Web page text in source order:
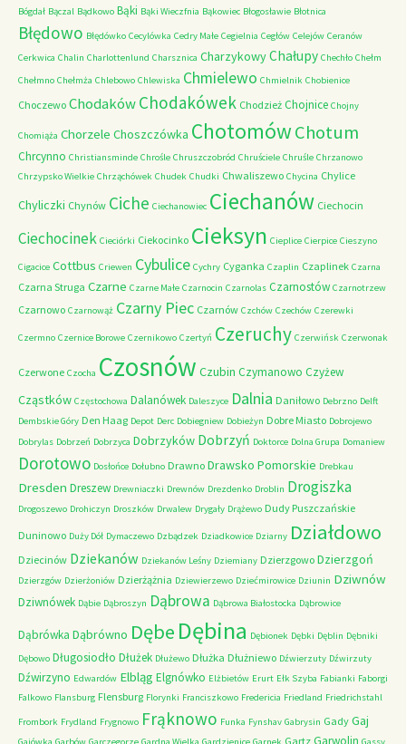
Bógdał Bączal Bądkowo Bąki Bąki Wieczfnia Bąkowiec Błogosławie Błotnica
Błędowo Błędówko Cecylówka Cedry Małe Cegielnia Cegłów Celejów Ceranów
Cerkwica Chalin Charlottenlund Charsznica CharzykowyChałupy Chechło Chełm
Chełmno Chełmża Chlebowo Chlewiska Chmielewo Chmielnik Chobienice
Choczewo ChodakówChodakówek Chodzież Chojnice Chojny
Chomiąża Chorzele Choszczówka ChotomówChotum
Chrcynno Christiansminde Chrośle Chruszczobród Chruściele Chruśle Chrzanowo
Chrzypsko Wielkie Chrząchówek Chudek Chudki Chwaliszewo Chycina Chylice
Chyliczki Chynów Ciche Ciechanowiec Ciechanów Ciechocin
Ciechocinek Cieciórki Ciekocinko Cieksyn Cieplice Cierpice Cieszyno
Cigacice Cottbus Criewen Cybulice Cychry Cyganka Czaplin Czaplinek Czarna
Czarna Struga Czarne Czarne Małe Czarnocin Czarnolas Czarnostów Czarnotrzew
Czarnowo Czarnowąż Czarny Piec Czarnów Czchów Czechów Czerewki
Czermno Czernice Borowe Czernikowo Czertyń Czeruchy Czerwińsk Czerwonak
Czerwone Czocha Czosnów Czubin Czymanowo Czyżew
Cząstków Częstochowa Dalanówek Daleszyce Dalnia Daniłowo Debrzno Delft
Dembskie Góry Den Haag Depot Derc Dobiegniew Dobieżyn Dobre Miasto Dobrojewo
Dobrylas Dobrzeń Dobrzyca Dobrzyków Dobrzyń Doktorce Dolna Grupa Domaniew
Dorotowo Dosłońce Dołubno Drawno Drawsko Pomorskie Drebkau
Dresden Dreszew Drewniaczki Drewnów Drezdenko Droblin Drogiszka
Drogoszewo Drohiczyn Droszków Drwalew Drygały Drążewo Dudy Puszczańskie
Duninowo Duży Dół Dymaczewo Dzbądzek Dziadkowice Dziarny Działdowo
Dziecinów Dziekanów Dziekanów Leśny Dziemiany Dzierzgowo Dzierzgoń
Dzierzgów Dzierżoniów Dzierżążnia Dziewierzewo Dziećmirowice Dziunin Dziwnów
Dziwnówek Dąbie Dąbroszyn Dąbrowa Dąbrowa Białostocka Dąbrowice
Dąbrówka Dąbrówno Dębe Dębina Dębionek Dębki Dęblin Dębniki
Dębowo Długosiodło Dłużek Dłużewo Dłużka Dłużniewo Dźwierzuty Dźwirzuty
Dźwirzyno Edwardów Elbląg Elgnówko Elżbietów Erurt Ełk Szyba Fabianki Faborgi
Falkowo Flansburg Flensburg Florynki Franciszkowo Fredericia Friedland Friedrichstahl
Frombork Frydland Frygnowo Frąknowo Funka Fynshav Gabrysin Gady Gaj
Gartz Garwolin